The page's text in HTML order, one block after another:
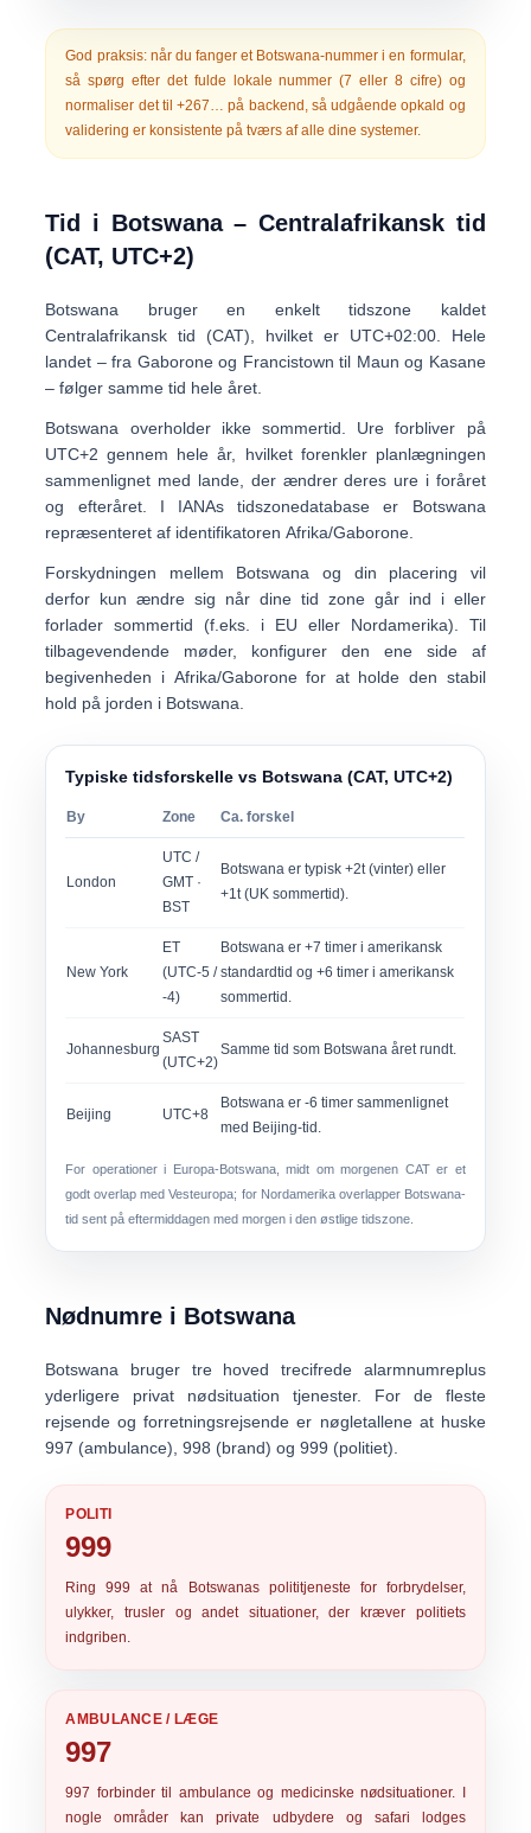
God praksis:når du fanger et Botswana-nummer i en formular,
så spørg efter det fulde lokale nummer (7 eller 8 cifre) og
normaliser det til+267… på backend, så udgående opkald og
validering er konsistente på tværs af alle dine systemer.
Tid i Botswana – Centralafrikansk tid
(CAT, UTC+2)
Botswana bruger en enkelt tidszone kaldet
Centralafrikansk tid (CAT) , hvilket er UTC+02:00. Hele
landet – fra Gaborone og Francistown til Maun og Kasane
– følger samme tid hele året.
Botswana overholder ikke sommertid . Ure forbliver på
UTC+2 gennem hele år, hvilket forenkler planlægningen
sammenlignet med lande, der ændrer deres ure i foråret
og efteråret. I IANAs tidszonedatabase er Botswana
repræsenteret af identifikatorenAfrika/Gaborone
Forskydningen mellem Botswana og din placering vil
derfor kun ændre sig nårdine tid zone går ind i eller
forlader sommertid (f.eks. i EU eller Nordamerika). Til
tilbagevendende møder, konfigurer den ene side af
begivenheden i Afrika/Gaboronefor at holde den stabil
hold på jorden i Botswana.
Typiske tidsforskelle vs Botswana (CAT, UTC+2)
By Zone Ca. forskel
London
UTC /
GMT ·
BST
Botswana er typisk +2t (vinter) eller
+1t (UK sommertid).
New York
ET
(UTC-5 /
-4)
Botswana er +7 timer i amerikansk
standardtid og +6 timer i amerikansk
sommertid.
Johannesburg
SAST
(UTC+2)
Samme tid som Botswana året rundt.
Beijing UTC+8
Botswana er -6 timer sammenlignet
med Beijing-tid.
For operationer i Europa-Botswana,midt om morgenen CATer et
godt overlap med Vesteuropa; for Nordamerika overlapper Botswana-
tid sent på eftermiddagen med morgen i den østlige tidszone.
Nødnumre i Botswana
Botswana bruger tre hoved trecifrede alarmnumreplus
yderligere privat nødsituation tjenester. For de fleste
rejsende og forretningsrejsende er nøgletallene at huske
997 (ambulance) ,998 (brand) og999 (politiet)
POLITI
999
Ring999
at nå Botswanas polititjeneste for forbrydelser,
ulykker, trusler og andet situationer, der kræver politiets
indgriben.
AMBULANCE / LÆGE
997
997 forbinder til ambulance og medicinske nødsituationer. I
nogle områder kan private udbydere og safari lodges